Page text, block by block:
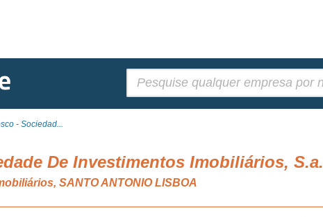
- Sociedad...
De Investimentos Imobiliários, S.a.
SANTO ANTONIO LISBOA